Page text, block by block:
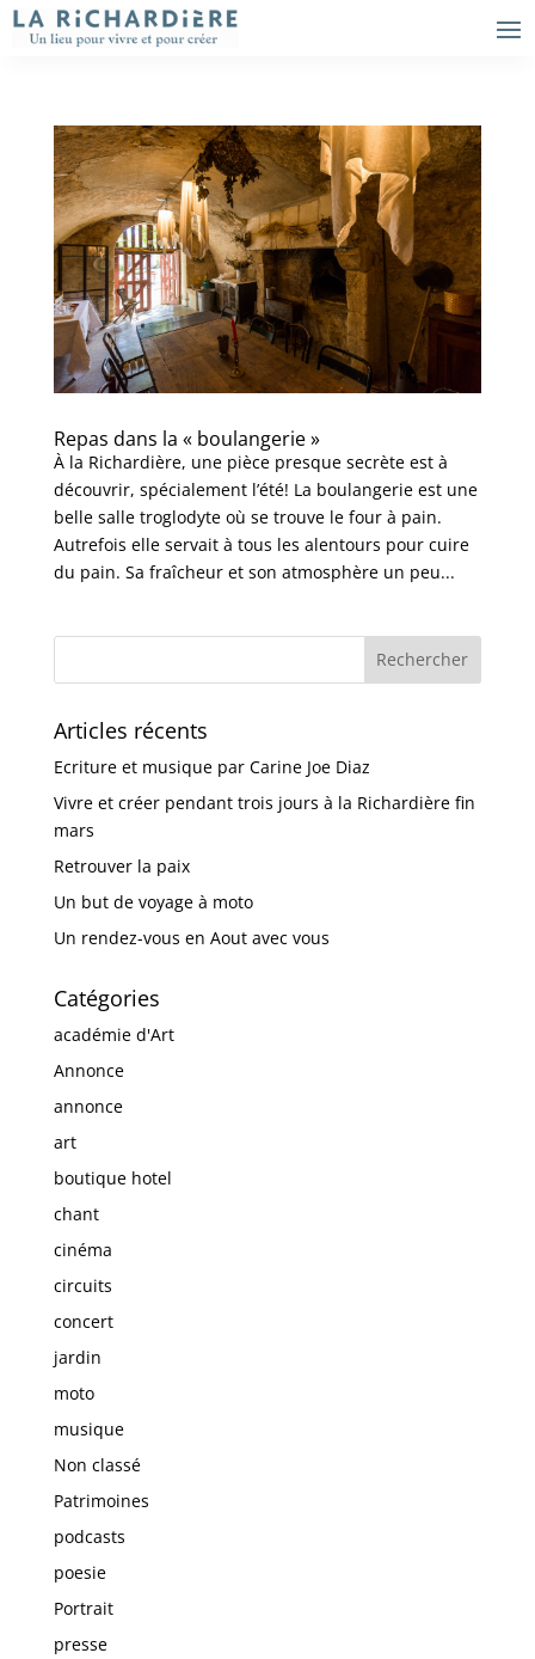
Repas dans la « boulangerie »
À la Richardière, une pièce presque secrète est à
découvrir, spécialement l’été! La boulangerie est une
belle salle troglodyte où se trouve le four à pain.
Autrefois elle servait à tous les alentours pour cuire
du pain. Sa fraîcheur et son atmosphère un peu...
Articles récents
Ecriture et musique par Carine Joe Diaz
Vivre et créer pendant trois jours à la Richardière fin
mars
Retrouver la paix
Un but de voyage à moto
Un rendez-vous en Aout avec vous
Catégories
académie d'Art
Annonce
annonce
art
boutique hotel
chant
cinéma
circuits
concert
jardin
moto
musique
Non classé
Patrimoines
podcasts
poesie
Portrait
presse